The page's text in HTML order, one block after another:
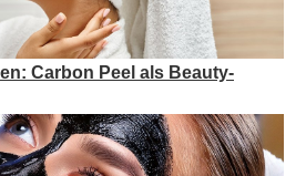
Carbon Peel als Beauty-